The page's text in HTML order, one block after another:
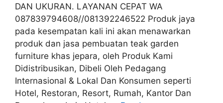
DAN UKURAN. LAYANAN CEPAT WA
087839794608//081392246522 Produk jaya
pada kesempatan kali ini akan menawarkan
produk dan jasa pembuatan teak garden
furniture khas jepara, oleh Produk Kami
Didistribusikan, Dibeli Oleh Pedagang
Internasional & Lokal Dan Konsumen seperti
Hotel, Restoran, Resort, Rumah, Kantor Dan